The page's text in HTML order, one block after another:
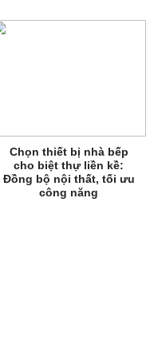
Chọn thiết bị nhà bếp
cho biệt thự liền kề:
Đồng bộ nội thất, tối ưu
công năng